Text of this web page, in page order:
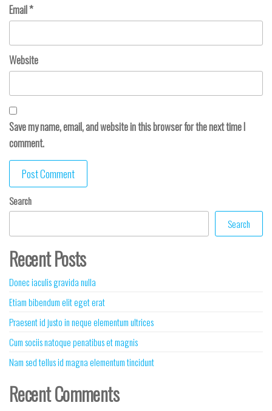
Email*
Website
Save my name, email, and website in this browser for the next time I
comment.
Search
Search
Recent Posts
Donec iaculis gravida nulla
Etiam bibendum elit eget erat
Praesent id justo in neque elementum ultrices
Cum sociis natoque penatibus et magnis
Nam sed tellus id magna elementum tincidunt
Recent Comments